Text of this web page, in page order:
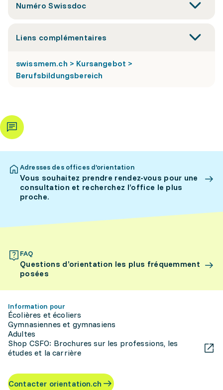
Numéro Swissdoc
Liens complémentaires
swissmem.ch > Kursangebot >
Berufsbildungsbereich
Adresses des offices d’orientation
Vous souhaitez prendre rendez-vous pour une
consultation et recherchez l’office le plus
proche.
FAQ
Questions d’orientation les plus fréquemment
posées
Information pour
Écolières et écoliers
Gymnasiennes et gymnasiens
Adultes
Shop CSFO: Brochures sur les professions, les
études et la carrière
Contacter orientation.ch